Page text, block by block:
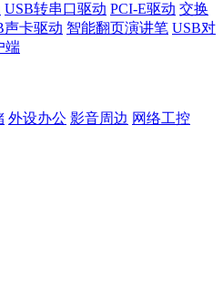
USB转串口驱动 PCI-E驱动 交换
声卡驱动 智能翻页演讲笔 USB对
端
外设办公 影音周边 网络工控